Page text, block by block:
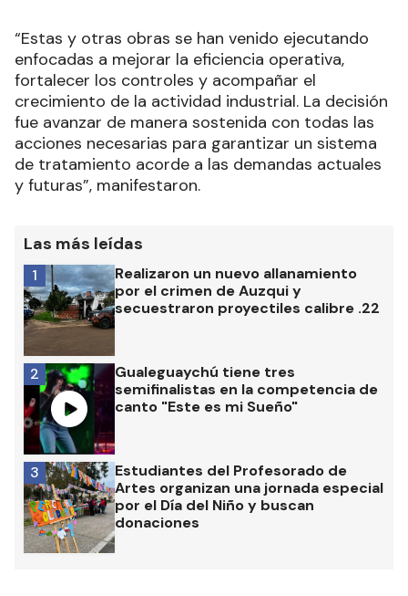
“Estas y otras obras se han venido ejecutando
enfocadas a mejorar la eficiencia operativa,
fortalecer los controles y acompañar el
crecimiento de la actividad industrial. La decisión
fue avanzar de manera sostenida con todas las
acciones necesarias para garantizar un sistema
de tratamiento acorde a las demandas actuales
y futuras”, manifestaron.
Las más leídas
Realizaron un nuevo allanamiento
por el crimen de Auzqui y
secuestraron proyectiles calibre .22
1
Gualeguaychú tiene tres
semifinalistas en la competencia de
canto "Este es mi Sueño"
2
Estudiantes del Profesorado de
Artes organizan una jornada especial
por el Día del Niño y buscan
donaciones
3